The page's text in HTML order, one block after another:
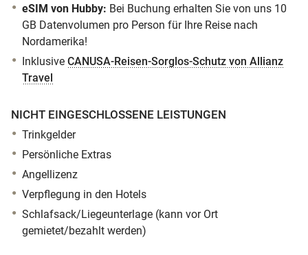
eSIM von Hubby: Bei Buchung erhalten Sie von uns 10
GB Datenvolumen pro Person für Ihre Reise nach
Nordamerika!
Inklusive CANUSA-Reisen-Sorglos-Schutz von Allianz
Travel
NICHT EINGESCHLOSSENE LEISTUNGEN
Trinkgelder
Persönliche Extras
Angellizenz
Verpflegung in den Hotels
Schlafsack/Liegeunterlage (kann vor Ort
gemietet/bezahlt werden)